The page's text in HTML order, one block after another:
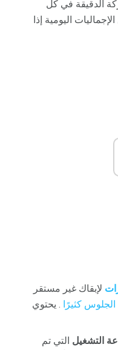
الحركة الدقيقة في كل
بـ 30 يومًا من الإجماليات اليومية إذا
لإبقاك غير مستقر
كثيرًا . يحتوي
التي تم